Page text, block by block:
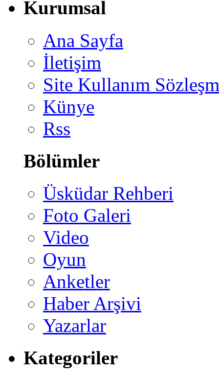
Kurumsal
Ana Sayfa
İletişim
Site Kullanım
Künye
Rss
Bölümler
Üsküdar Rehberi
Foto Galeri
Video
Oyun
Anketler
Haber Arşivi
Yazarlar
Kategoriler